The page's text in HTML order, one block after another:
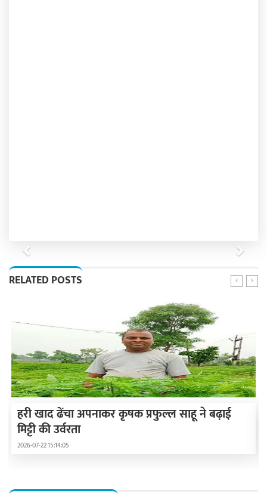
Previous Next
RELATED POSTS
हरी खाद ढेंचा अपनाकर कृषक प्रफुल्ल साहू ने बढ़ाई
मिट्टी की उर्वरता
2026-07-22 15:14:05